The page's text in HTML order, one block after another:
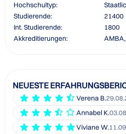
Hochschultyp:
Studierende:
21400
Int. Studierende:
1800
Akkreditierungen:
AMBA,
NEUESTE
Verena B.
Annabel K.
Viviane W.